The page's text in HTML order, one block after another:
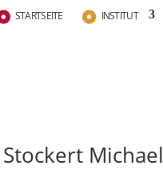
STARTSEITE INSTITUT
Stockert Michael